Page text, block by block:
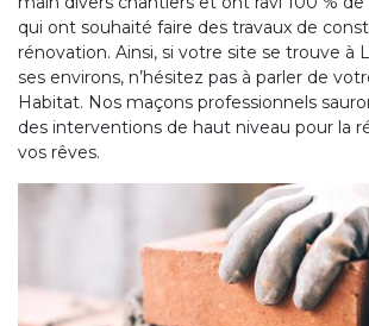
qui ont souhaité faire des travaux de
rénovation. Ainsi, si votre site se trouve à
ses environs, n’hésitez pas à parler de
Habitat. Nos maçons professionnels
des interventions de haut niveau pour la
vos rêves.